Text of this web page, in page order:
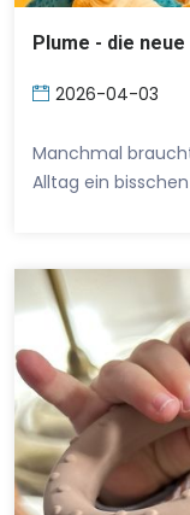
Plume - die
2026-04-03
Manchmal
Alltag ein